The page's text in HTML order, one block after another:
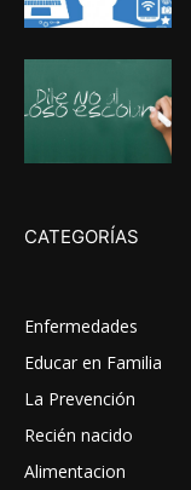
CATEGORÍAS
Enfermedades
Educar en Familia
La Prevención
Recién nacido
Alimentacion